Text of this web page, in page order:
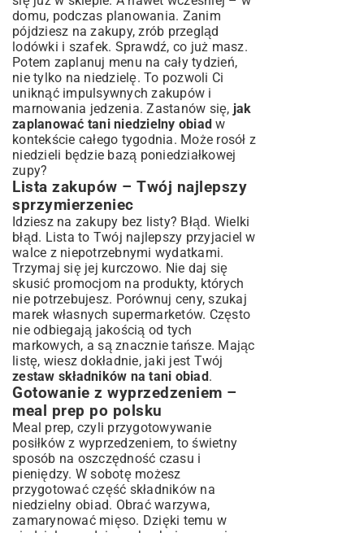
domu, podczas planowania. Zanim
pójdziesz na zakupy, zrób przegląd
lodówki i szafek. Sprawdź, co już masz.
Potem zaplanuj menu na cały tydzień,
nie tylko na niedzielę. To pozwoli Ci
uniknąć impulsywnych zakupów i
marnowania jedzenia. Zastanów się, jak
zaplanować tani niedzielny obiad w
kontekście całego tygodnia. Może rosół z
niedzieli będzie bazą poniedziałkowej
zupy?
Lista zakupów – Twój najlepszy
sprzymierzeniec
Idziesz na zakupy bez listy? Błąd. Wielki
błąd. Lista to Twój najlepszy przyjaciel w
walce z niepotrzebnymi wydatkami.
Trzymaj się jej kurczowo. Nie daj się
skusić promocjom na produkty, których
nie potrzebujesz. Porównuj ceny, szukaj
marek własnych supermarketów. Często
nie odbiegają jakością od tych
markowych, a są znacznie tańsze. Mając
listę, wiesz dokładnie, jaki jest Twój
zestaw składników na tani obiad.
Gotowanie z wyprzedzeniem –
meal prep po polsku
Meal prep, czyli przygotowywanie
posiłków z wyprzedzeniem, to świetny
sposób na oszczędność czasu i
pieniędzy. W sobotę możesz
przygotować część składników na
niedzielny obiad. Obrać warzywa,
zamarynować mięso. Dzięki temu w